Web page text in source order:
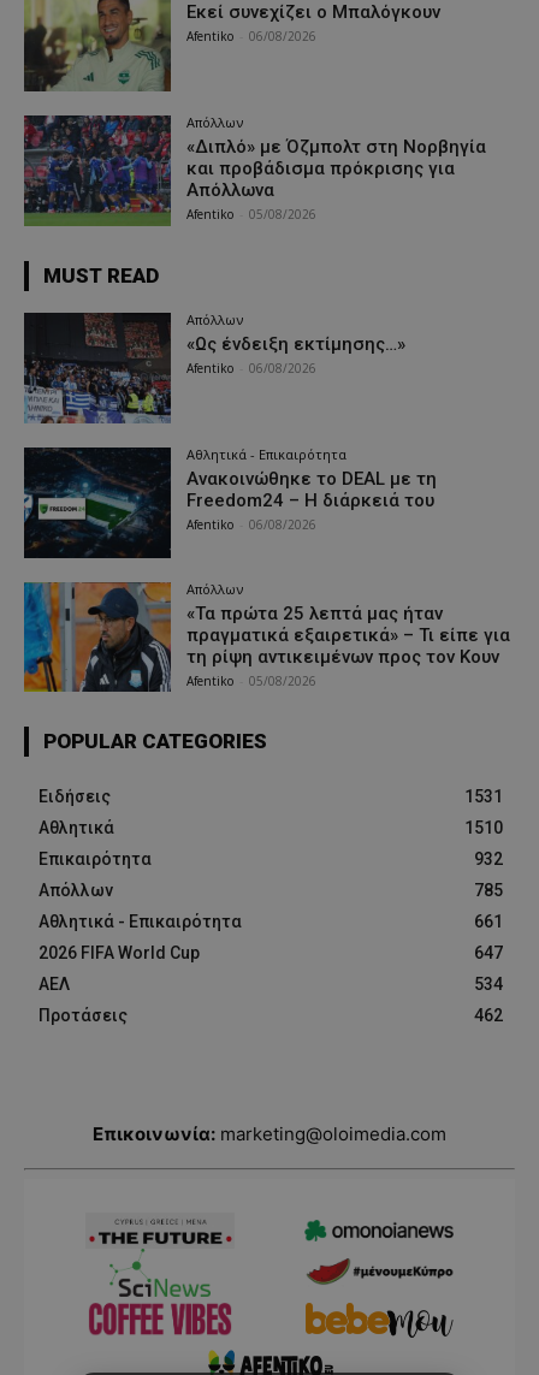
Εκεί συνεχίζει ο Μπαλόγκουν
Afentiko 06/08/2026
Απόλλων
«Διπλό» με Όζμπολτ στη Νορβηγία
και προβάδισμα πρόκρισης για
Απόλλωνα
Afentiko 05/08/2026
MUST READ
Απόλλων
«Ως ένδειξη εκτίμησης…»
Afentiko 06/08/2026
Αθλητικά - Επικαιρότητα
Ανακοινώθηκε το DEAL με τη
Freedom24 – Η διάρκειά του
Afentiko 06/08/2026
Απόλλων
«Τα πρώτα 25 λεπτά μας ήταν
πραγματικά εξαιρετικά» – Τι είπε για
τη ρίψη αντικειμένων προς τον Κουν
Afentiko 05/08/2026
POPULAR CATEGORIES
Ειδήσεις
1531
Αθλητικά
1510
Επικαιρότητα
932
Απόλλων
785
Αθλητικά - Επικαιρότητα
661
2026 FIFA World Cup
647
ΑΕΛ
534
Προτάσεις
462
Επικοινωνία: marketing@oloimedia.com